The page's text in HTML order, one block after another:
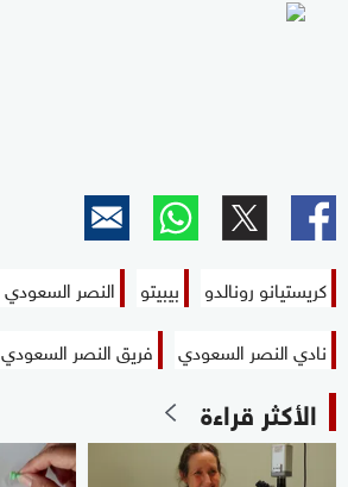
كريستيانو رونالدو بيبيتو
النصر السعودي
نادي النصر السعودي
فريق النصر السعودي
الأكثر قراءة